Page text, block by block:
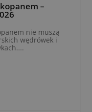
–
nie muszą
wędrówek i